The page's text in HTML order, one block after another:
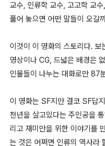
교수, 인류학 교수, 고고학 교
풀어 놓으면 어떤 말들이 오갈
이것이 이 영화의 스토리다.
영상이나 CG, 드넓은 배경은
인물들이 나누는 대화로만 87
이 영화는 SF지만 결코 SF답
천년을 살고있다는 주인공을
리고 재미만을 위한 이야기를
는 것은 어쩌면 인류의 역사라